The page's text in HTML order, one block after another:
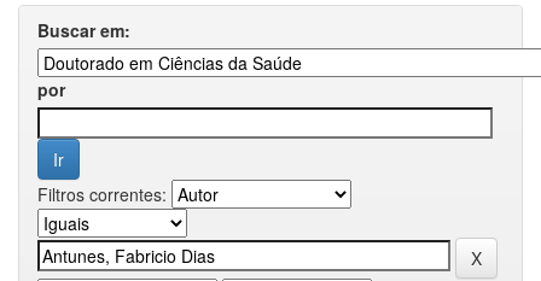
Buscar em:
por
Filtros correntes: